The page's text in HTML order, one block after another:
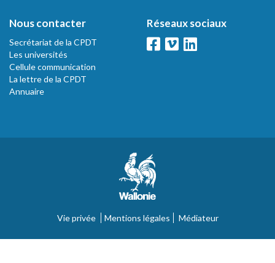
Nous contacter
Secrétariat de la CPDT
Les universités
Cellule communication
La lettre de la CPDT
Annuaire
Réseaux sociaux
Vie privée Mentions légales Médiateur